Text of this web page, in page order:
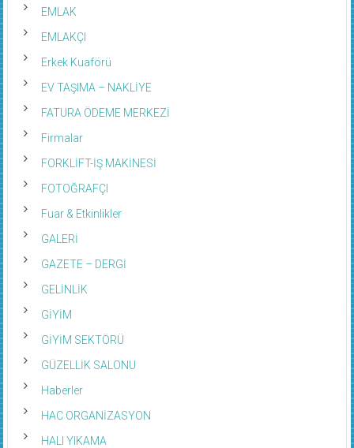
EMLAK
EMLAKÇI
Erkek Kuaförü
EV TAŞIMA – NAKLİYE
FATURA ÖDEME MERKEZİ
Firmalar
FORKLİFT-İŞ MAKİNESİ
FOTOĞRAFÇI
Fuar & Etkinlikler
GALERİ
GAZETE – DERGİ
GELİNLİK
GİYİM
GİYİM SEKTÖRÜ
GÜZELLİK SALONU
Haberler
HAC ORGANİZASYON
HALI YIKAMA